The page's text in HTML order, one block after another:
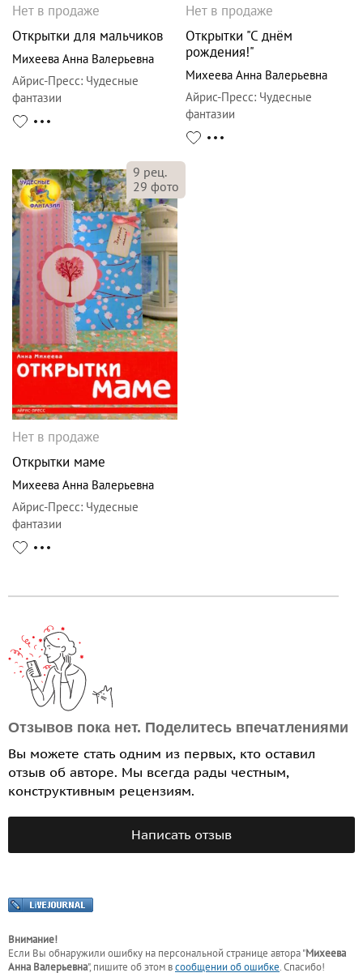
Нет в продаже
Открытки для мальчиков
Михеева Анна Валерьевна
Айрис-Пресс: Чудесные
фантазии
Нет в продаже
Открытки "С днём
рождения!"
Михеева Анна Валерьевна
Айрис-Пресс: Чудесные
фантазии
9 рец.
29 фото
Нет в продаже
Открытки маме
Михеева Анна Валерьевна
Айрис-Пресс: Чудесные
фантазии
Отзывов пока нет. Поделитесь впечатлениями
Вы можете стать одним из первых, кто оставил
отзыв об авторе. Мы всегда рады честным,
конструктивным рецензиям.
Написать отзыв
Внимание!
Если Вы обнаружили ошибку на персональной странице автора "Михеева
Анна Валерьевна", пишите об этом всообщении об ошибке. Спасибо!